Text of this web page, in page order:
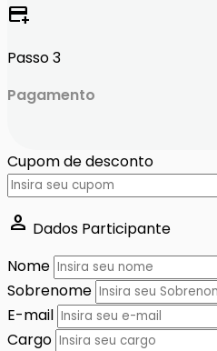
add_card
Passo 3
Pagamento
Cupom de desconto
person Dados Participante
Nome
Sobrenome
E-mail
Cargo